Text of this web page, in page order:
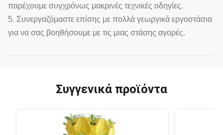
παρέχουμε συγχρόνως μακρινές τεχνικές οδηγίες.
5. Συνεργαζόμαστε επίσης με πολλά γεωργικά εργοστάσια
για να σας βοηθήσουμε με τις μιας στάσης αγορές.
Συγγενικά προϊόντα